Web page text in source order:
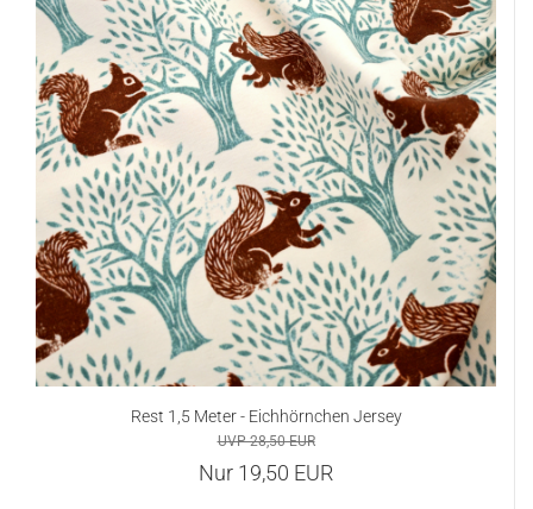
Rest 1,5 Meter - Eichhörnchen Jersey
UVP 28,50 EUR
Nur 19,50 EUR